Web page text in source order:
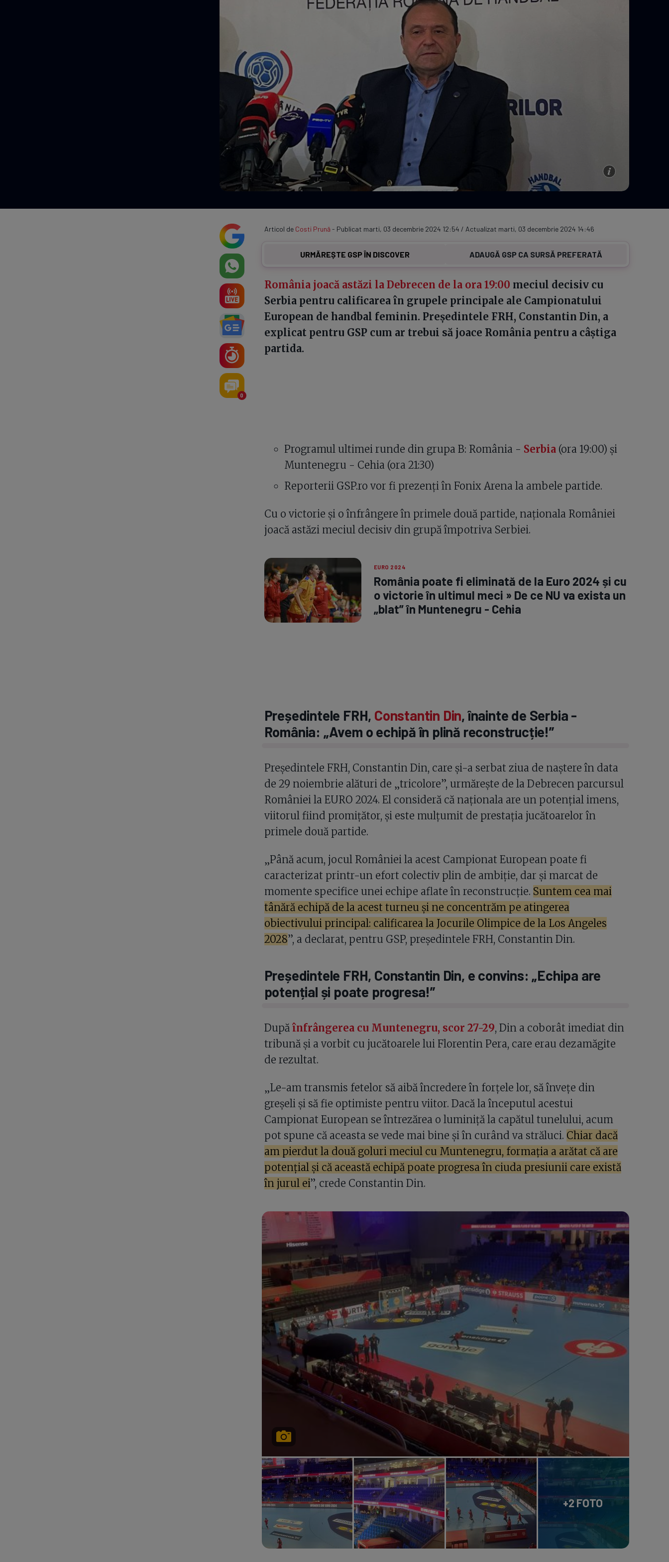
Serie A
Echipe
Program TV
0
Articol de Costi Prună- Publicat marti, 03 decembrie 2024 12:54 / Actualizat marti, 03 decembrie 2024 14:46
URMĂREȘTE GSP ÎN DISCOVER ADAUGĂ GSP CA SURSĂ PREFERATĂ
România joacă astăzi la Debrecen de la ora 19:00 meciul decisiv cu
Serbia pentru calificarea în grupele principale ale Campionatului
European de handbal feminin. Președintele FRH, Constantin Din, a
explicat pentru GSP cum ar trebui să joace România pentru a câștiga
partida.
Programul ultimei runde din grupa B: România - Serbia(ora 19:00) și
Muntenegru - Cehia (ora 21:30)
Reporterii GSP.ro vor fi prezenți în Fonix Arena la ambele partide.
Cu o victorie și o înfrângere în primele două partide, naționala României
joacă astăzi meciul decisiv din grupă împotriva Serbiei.
EURO 2024
România poate fi eliminată de la Euro 2024 și cu
o victorie în ultimul meci » De ce NU va exista un
„blat” în Muntenegru - Cehia
Președintele FRH, Constantin Din, înainte de Serbia -
România: „Avem o echipă în plină reconstrucție!”
Președintele FRH, Constantin Din, care și-a serbat ziua de naștere în data
de 29 noiembrie alături de „tricolore”, urmărește de la Debrecen parcursul
României la EURO 2024. El consideră că naționala are un potențial imens,
viitorul fiind promițător, și este mulțumit de prestația jucătoarelor în
primele două partide.
„Până acum, jocul României la acest Campionat European poate fi
caracterizat printr-un efort colectiv plin de ambiție, dar și marcat de
momente specifice unei echipe aflate în reconstrucție. Suntem cea mai
tânără echipă de la acest turneu și ne concentrăm pe atingerea
obiectivului principal: calificarea la Jocurile Olimpice de la Los Angeles
2028”, a declarat, pentru GSP, președintele FRH, Constantin Din.
Președintele FRH, Constantin Din, e convins: „Echipa are
potențial și poate progresa!”
După înfrângerea cu Muntenegru, scor 27-29, Din a coborât imediat din
tribună și a vorbit cu jucătoarele lui Florentin Pera, care erau dezamăgite
de rezultat.
„Le-am transmis fetelor să aibă încredere în forțele lor, să învețe din
greșeli și să fie optimiste pentru viitor. Dacă la începutul acestui
Campionat European se întrezărea o luminiță la capătul tunelului, acum
pot spune că aceasta se vede mai bine și în curând va străluci. Chiar dacă
am pierdut la două goluri meciul cu Muntenegru, formația a arătat că are
potențial și că această echipă poate progresa în ciuda presiunii care există
în jurul ei”, crede Constantin Din.
+2 FOTO